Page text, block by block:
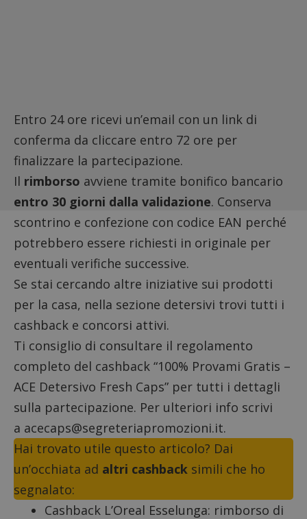
Entro 24 ore ricevi un’email con un link di
conferma da cliccare entro 72 ore per
finalizzare la partecipazione.
Il rimborso avviene tramite bonifico bancario
entro 30 giorni dalla validazione. Conserva
scontrino e confezione con codice EAN perché
potrebbero essere richiesti in originale per
eventuali verifiche successive.
Se stai cercando altre iniziative sui prodotti
per la casa, nella sezione detersivi trovi tutti i
cashback e concorsi attivi.
Ti consiglio di consultare il regolamento
completo del cashback “100% Provami Gratis –
ACE Detersivo Fresh Caps” per tutti i dettagli
sulla partecipazione. Per ulteriori info scrivi
a acecaps@segreteriapromozioni.it.
Hai trovato utile questo articolo? Dai
un’occhiata ad altri cashback simili che ho
segnalato:
Cashback L’Oreal Esselunga: rimborso di